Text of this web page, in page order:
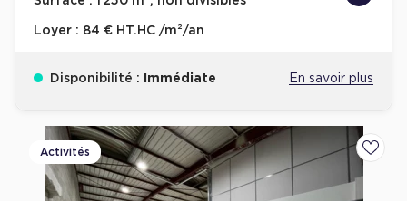
Loyer : 84 € HT.HC /m²/an
Disponibilité : Immédiate En savoir plus
Activités